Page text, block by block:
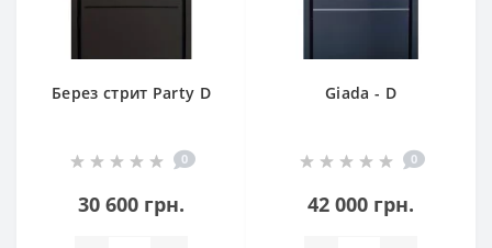
Берез стрит Party D
0
30 600 грн.
Giada - D
0
42 000 грн.